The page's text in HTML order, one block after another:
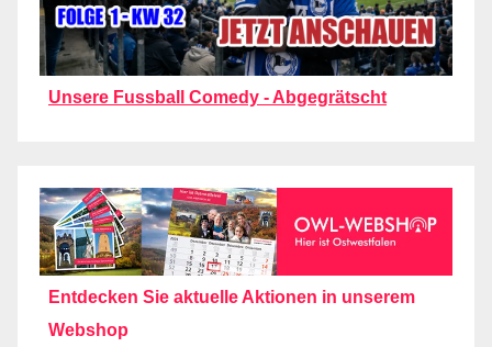
Unsere Fussball Comedy - Abgegrätscht
Entdecken Sie aktuelle Aktionen in unserem
Webshop